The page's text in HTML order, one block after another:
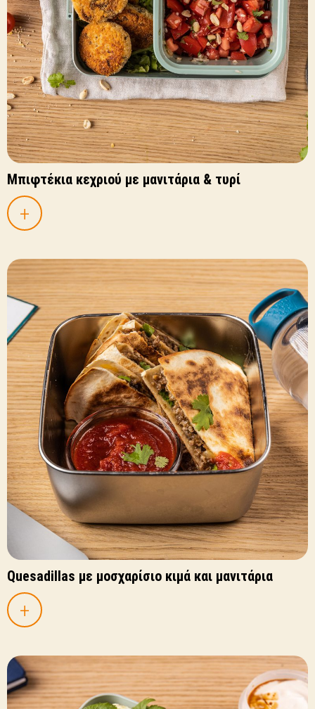
Μπιφτέκια κεχριού με μανιτάρια & τυρί
+
Quesadillas με μοσχαρίσιο κιμά και μανιτάρια
+